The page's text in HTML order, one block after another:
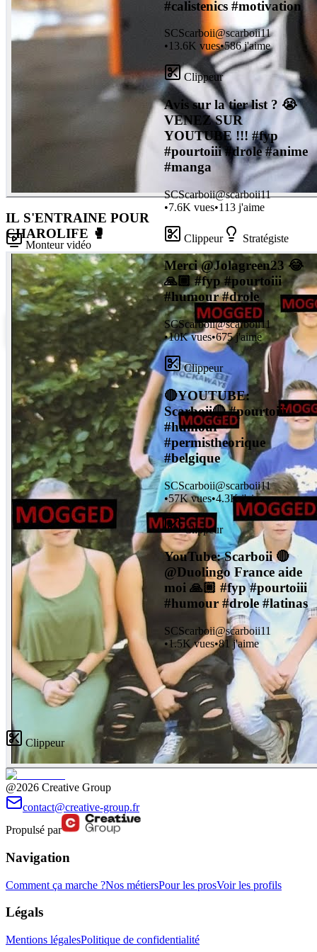
IL S'ENTRAINE POUR
CHAROLIFE 🥊
SCSCARBOII
1.9K vues
Clippeur
View this post on Instagram
Monteur vidéo
Clippeur
#calistenics #motivation
SCScarboii@scarboii11
•13.6K vues•586 j'aime
Clippeur
Avis sur la tier list ? 😭
VENEZ SUR
YOUTUBE !!! #fyp
#pourtoiii #drole #anime
#manga
SCScarboii@scarboii11
•7.6K vues•113 j'aime
Clippeur Stratégiste
Merci @Jolagreen23 😂
🙏🏾 #fyp #pourtoiii
#humour #drole
SCScarboii@scarboii11
•10K vues•675 j'aime
Clippeur
🔴YOUTUBE:
Scarboii🔴 #pourtoiii
#humour
#permistheorique
#belgique
SCScarboii@scarboii11
•57K vues•4.3K j'aime
Clippeur
YouTube: Scarboii 🔴
@Duolingo France aide
moi 🙏🏾 #fyp #pourtoiii
#humour #drole #latinas
SCScarboii@scarboii11
•1.5K vues•81 j'aime
@2026 Creative Group
contact@creative-group.fr
Propulsé par
Navigation
Comment ça marche ?Nos métiersPour les prosVoir les profils
Légals
Mentions légalesPolitique de confidentialité